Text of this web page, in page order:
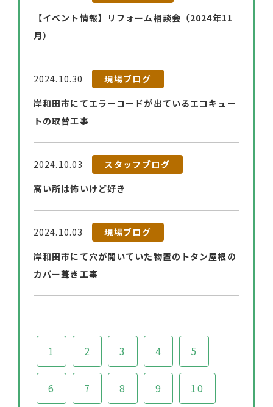
【イベント情報】リフォーム相談会（2024年11
月）
2024.10.30
現場ブログ
岸和田市にてエラーコードが出ているエコキュー
トの取替工事
2024.10.03
スタッフブログ
高い所は怖いけど好き
2024.10.03
現場ブログ
岸和田市にて穴が開いていた物置のトタン屋根の
カバー葺き工事
1 2 3 4 5
6 7 8 9 10